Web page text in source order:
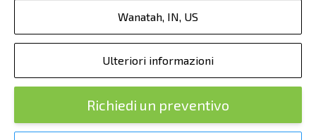
Wanatah, IN, US
Ulteriori informazioni
Richiedi un preventivo